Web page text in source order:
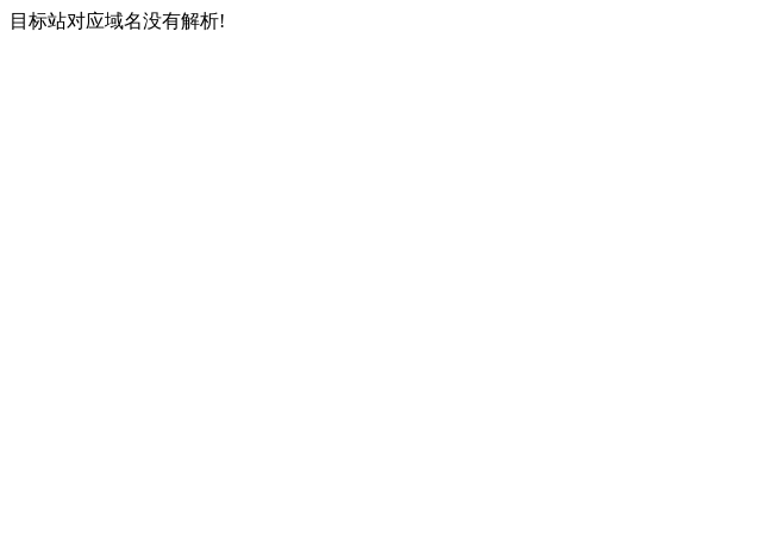
目标站对应域名没有解析!